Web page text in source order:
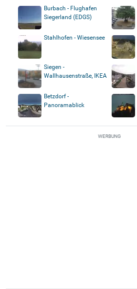
Burbach - Flughafen
Siegerland (EDGS)
Stahlhofen - Wiesensee
Siegen -
Wallhausenstraße, IKEA
Betzdorf -
Panoramablick
WERBUNG